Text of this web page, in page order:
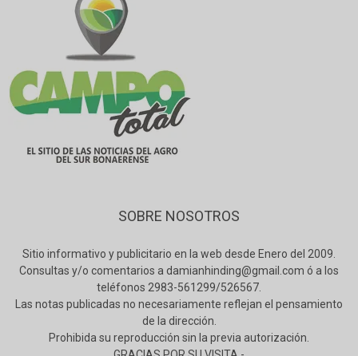
SOBRE NOSOTROS
Sitio informativo y publicitario en la web desde Enero del 2009.
Consultas y/o comentarios a damianhinding@gmail.com ó a los
teléfonos 2983-561299/526567.
Las notas publicadas no necesariamente reflejan el pensamiento
de la dirección.
Prohibida su reproducción sin la previa autorización.